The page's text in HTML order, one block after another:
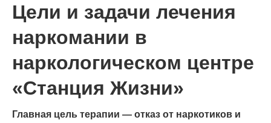
Цели и задачи лечения
наркомании в
наркологическом центре
«Станция Жизни»
Главная цель терапии — отказ от наркотиков и